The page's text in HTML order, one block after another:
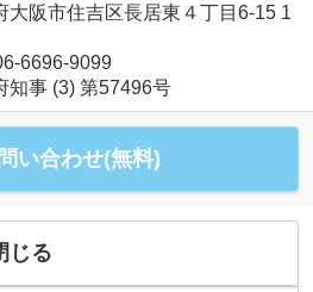
大阪市住吉区長居東４丁目6-15 1
6696-9099
知事 (3) 第57496号
い合わせ(無料)
じる